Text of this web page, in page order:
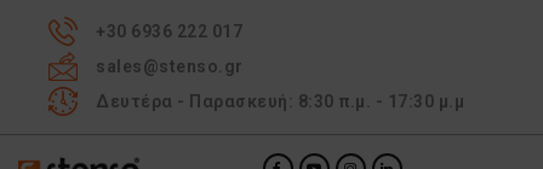
+30 6936 222 017
sales@stenso.gr
Δευτέρα - Παρασκευή: 8:30 π.μ. - 17:30 μ.μ